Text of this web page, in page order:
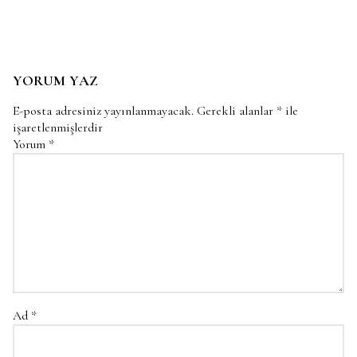
YORUM YAZ
E-posta adresiniz yayınlanmayacak. Gerekli alanlar * ile
işaretlenmişlerdir
Yorum *
Ad *